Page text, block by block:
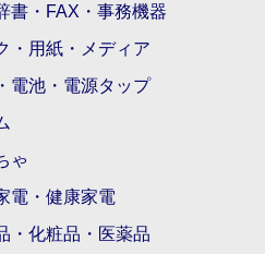
書・FAX・事務機器
・用紙・メディア
電池・電源タップ
ゃ
電・健康家電
・化粧品・医薬品